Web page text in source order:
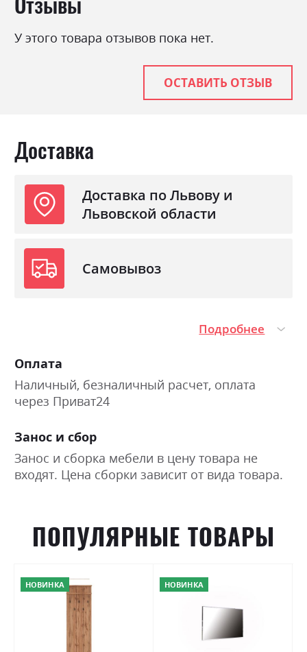
Цвет материала
Антрацит, Білий аляска,
Венге магія, Дуб крафт
трюфель
У этого товара отзывов пока нет.
ОСТАВИТЬ ОТЗЫВ
Доставка
Доставка по Львову и
Львовской области
Самовывоз
Подробнее
Оплата
Наличный, безналичный расчет, оплата
через Приват24
Занос и сбор
Занос и сборка мебели в цену товара не
входят. Цена сборки зависит от вида товара.
ПОПУЛЯРНЫЕ ТОВАРЫ
НОВИНКА НОВИНКА